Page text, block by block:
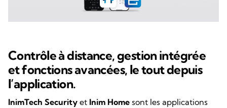
Contrôle à distance, gestion intégrée
etfonctions avancées, le tout depuis
l’application.
InimTech Security et Inim Home sont les applications